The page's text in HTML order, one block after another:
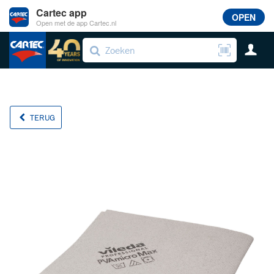
TERUG
Cartec app
Open met de app Cartec.nl OPEN